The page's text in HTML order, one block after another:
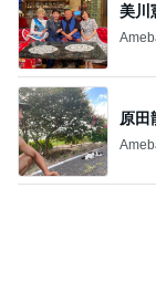
美川
原田